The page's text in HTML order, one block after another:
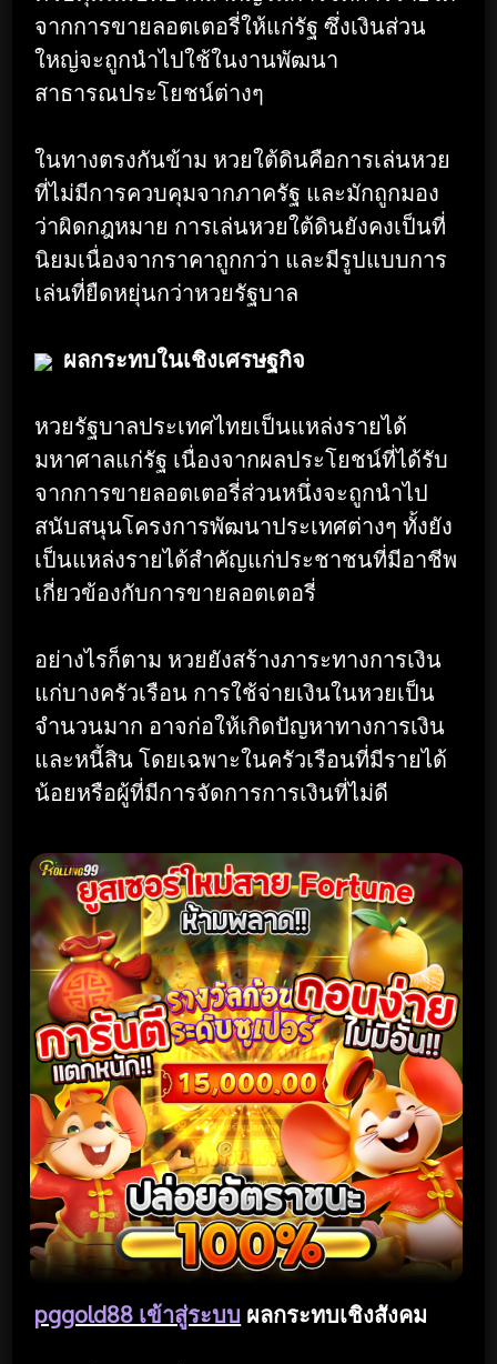
จากการขายลอตเตอรี่ให้แก่รัฐ ซึ่งเงินส่วน
ใหญ่จะถูกนำไปใช้ในงานพัฒนา
สาธารณประโยชน์ต่างๆ
ในทางตรงกันข้าม หวยใต้ดินคือการเล่นหวย
ที่ไม่มีการควบคุมจากภาครัฐ และมักถูกมอง
ว่าผิดกฎหมาย การเล่นหวยใต้ดินยังคงเป็นที่
นิยมเนื่องจากราคาถูกกว่า และมีรูปแบบการ
เล่นที่ยืดหยุ่นกว่าหวยรัฐบาล
ผลกระทบในเชิงเศรษฐกิจ
หวยรัฐบาลประเทศไทยเป็นแหล่งรายได้
มหาศาลแก่รัฐ เนื่องจากผลประโยชน์ที่ได้รับ
จากการขายลอตเตอรี่ส่วนหนึ่งจะถูกนำไป
สนับสนุนโครงการพัฒนาประเทศต่างๆ ทั้งยัง
เป็นแหล่งรายได้สำคัญแก่ประชาชนที่มีอาชีพ
เกี่ยวข้องกับการขายลอตเตอรี่
อย่างไรก็ตาม หวยยังสร้างภาระทางการเงิน
แก่บางครัวเรือน การใช้จ่ายเงินในหวยเป็น
จำนวนมาก อาจก่อให้เกิดปัญหาทางการเงิน
และหนี้สิน โดยเฉพาะในครัวเรือนที่มีรายได้
น้อยหรือผู้ที่มีการจัดการการเงินที่ไม่ดี
pggold88 เข้าสู่ระบบ ผลกระทบเชิงสังคม